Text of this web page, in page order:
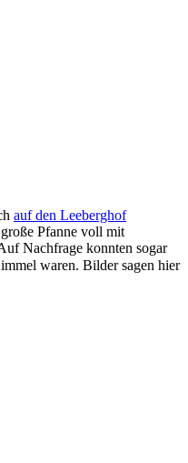
auf den Leeberghof
Pfanne voll mit
Nachfrage konnten sogar
waren. Bilder sagen hier